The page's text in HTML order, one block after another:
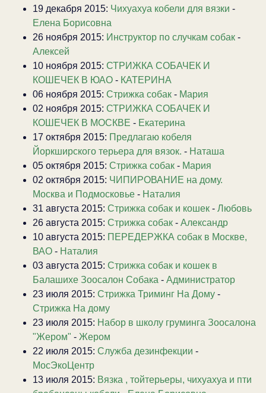
19 декабря 2015: Чихуахуа кобели для вязки -
Елена Борисовна
26 ноября 2015: Инструктор по случкам собак -
Алексей
10 ноября 2015: СТРИЖКА СОБАЧЕК И
КОШЕЧЕК В ЮАО - КАТЕРИНА
06 ноября 2015: Стрижка собак - Мария
02 ноября 2015: СТРИЖКА СОБАЧЕК И
КОШЕЧЕК В МОСКВЕ - Екатерина
17 октября 2015: Предлагаю кобеля
Йоркширского терьера для вязок. - Наташа
05 октября 2015: Стрижка собак - Мария
02 октября 2015: ЧИПИРОВАНИЕ на дому.
Москва и Подмосковье - Наталия
31 августа 2015: Стрижка собак и кошек - Любовь
26 августа 2015: Стрижка собак - Александр
10 августа 2015: ПЕРЕДЕРЖКА собак в Москве,
ВАО - Наталия
03 августа 2015: Стрижка собак и кошек в
Балашихе Зоосалон Собака - Администратор
23 июля 2015: Стрижка Триминг На Дому -
Стрижка На дому
23 июля 2015: Набор в школу груминга Зоосалона
"Жером" - Жером
22 июля 2015: Служба дезинфекции -
МосЭкоЦентр
13 июля 2015: Вязка , тойтерьеры, чихуахуа и пти